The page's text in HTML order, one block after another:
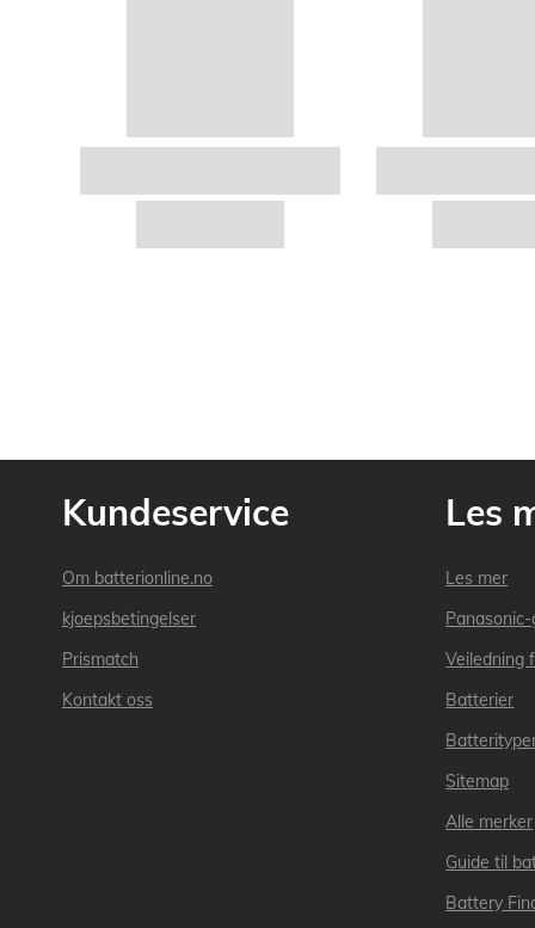
Kundeservice
Om batterionline.no
kjoepsbetingelser
Prismatch
Kontakt oss
Les
Les mer
Veiledning
Batterier
Sitemap
Alle merker
Guide til
Battery